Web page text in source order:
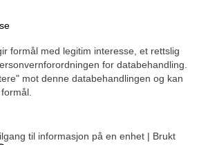
formål med legitim interesse, et rettslig
for databehandling.
mot denne databehandlingen og kan
til informasjon på en enhet | Brukt